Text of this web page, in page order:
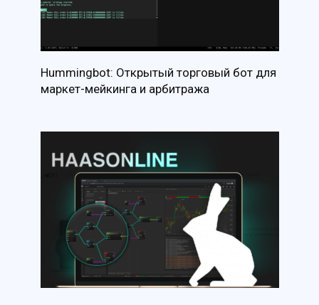
Hummingbot: Открытый торговый бот для
маркет-мейкинга и арбитража